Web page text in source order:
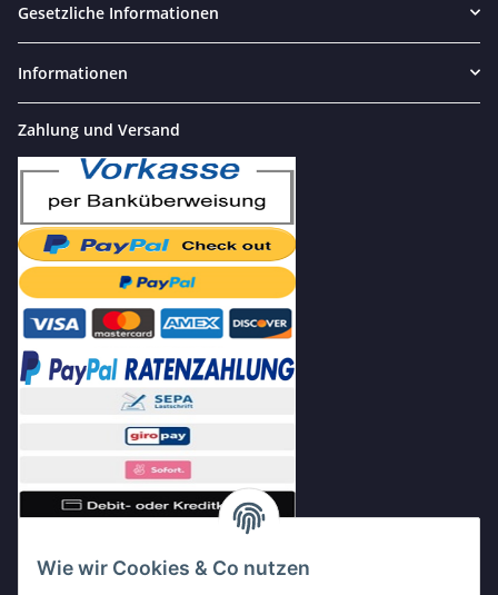
Wie wir Cookies & Co nutzen
Gesetzliche Informationen
Informationen
Zahlung und Versand